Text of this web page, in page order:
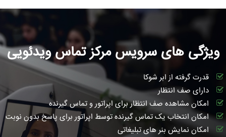
های سرویس مرکز تماس ویدئویی
قدرت گرفته از ابر شوکا
دارای صف انتظار
امکان مشاهده صف انتظار برای اپراتور و تماس گیرنده
امکان انتخاب یک تماس گیرنده توسط اپراتور برای پاسخ بدون نوبت
امکان نمایش بنر های تبلیغاتی